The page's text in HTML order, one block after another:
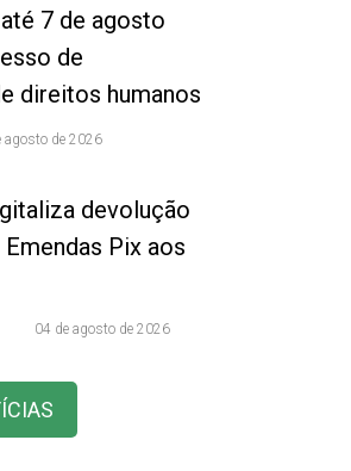
7 de agosto
de
direitos humanos
agosto de 2026
devolução
Pix aos
04 de agosto de 2026